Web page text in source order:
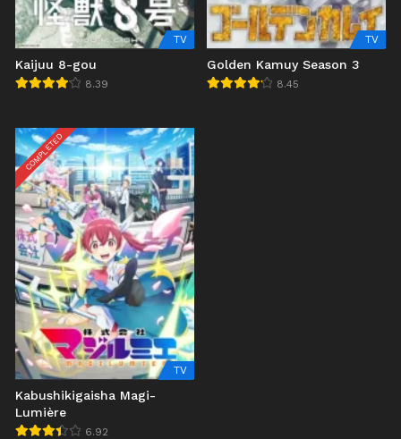
TV
Kaijuu 8-gou
8.39
TV
Golden Kamuy Season 3
8.45
COMPLETED
TV
Kabushikigaisha Magi-
Lumière
6.92